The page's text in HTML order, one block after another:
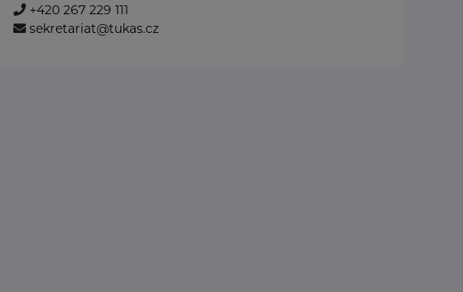
+420 267 229 111
sekretariat@tukas.cz